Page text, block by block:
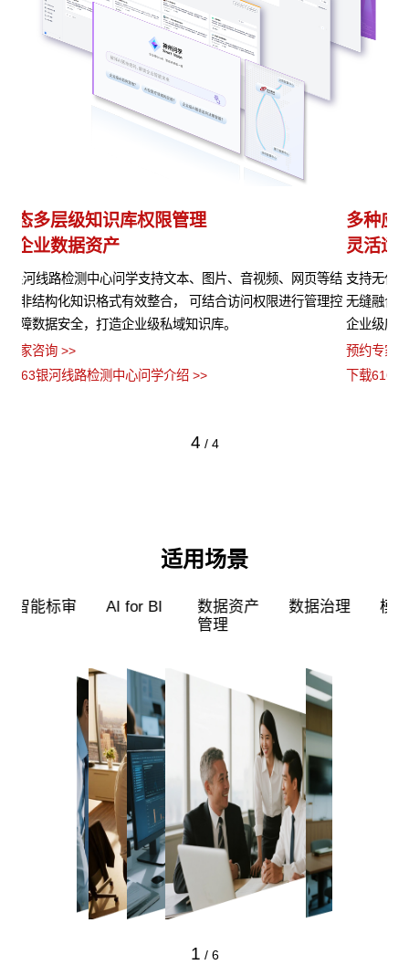
多种应用构建方式
灵活适配开箱即用
支持无代码、低代码、全代码三种配置方式，5种应用开发模式，
无缝融合企业业务系统。6163银河线路检测中心问学预置了多种
企业级应用场景模板，高效解决企业开发使用应用的各种难题。
预约专家咨询 >>
下载6163银河线路检测中心问学介绍 >>
4 / 4
适用场景
超级员工 智能标审 AI for BI
数据资产
1 / 6